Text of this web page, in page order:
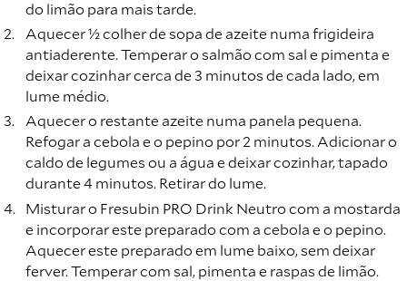
do limão para mais tarde.
Aquecer ½ colher de sopa de azeite numa frigideira
antiaderente. Temperar o salmão com sal e pimenta e
deixar cozinhar cerca de 3 minutos de cada lado, em
lume médio.
Aquecer o restante azeite numa panela pequena.
Refogar a cebola e o pepino por 2 minutos. Adicionar o
caldo de legumes ou a água e deixar cozinhar, tapado
durante 4 minutos. Retirar do lume.
Misturar o Fresubin PRO Drink Neutro com a mostarda
e incorporar este preparado com a cebola e o pepino.
Aquecer este preparado em lume baixo, sem deixar
ferver. Temperar com sal, pimenta e raspas de limão.